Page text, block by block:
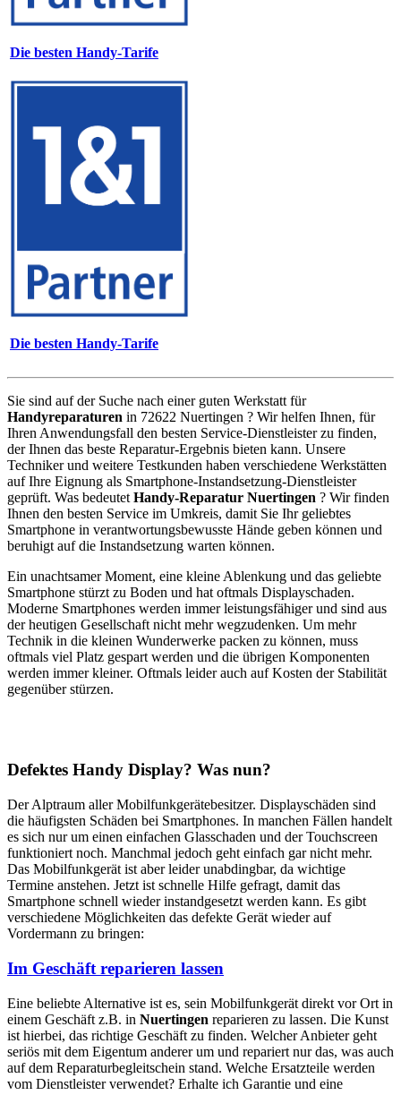
Die besten Handy-Tarife
Die besten Handy-Tarife
Sie sind auf der Suche nach einer guten Werkstatt für
Handyreparaturen in 72622 Nuertingen ? Wir helfen Ihnen, für
Ihren Anwendungsfall den besten Service-Dienstleister zu finden,
der Ihnen das beste Reparatur-Ergebnis bieten kann. Unsere
Techniker und weitere Testkunden haben verschiedene Werkstätten
auf Ihre Eignung als Smartphone-Instandsetzung-Dienstleister
geprüft. Was bedeutet Handy-Reparatur Nuertingen ? Wir finden
Ihnen den besten Service im Umkreis, damit Sie Ihr geliebtes
Smartphone in verantwortungsbewusste Hände geben können und
beruhigt auf die Instandsetzung warten können.
Ein unachtsamer Moment, eine kleine Ablenkung und das geliebte
Smartphone stürzt zu Boden und hat oftmals Displayschaden.
Moderne Smartphones werden immer leistungsfähiger und sind aus
der heutigen Gesellschaft nicht mehr wegzudenken. Um mehr
Technik in die kleinen Wunderwerke packen zu können, muss
oftmals viel Platz gespart werden und die übrigen Komponenten
werden immer kleiner. Oftmals leider auch auf Kosten der Stabilität
gegenüber stürzen.
Defektes Handy Display? Was nun?
Der Alptraum aller Mobilfunkgerätebesitzer. Displayschäden sind
die häufigsten Schäden bei Smartphones. In manchen Fällen handelt
es sich nur um einen einfachen Glasschaden und der Touchscreen
funktioniert noch. Manchmal jedoch geht einfach gar nicht mehr.
Das Mobilfunkgerät ist aber leider unabdingbar, da wichtige
Termine anstehen. Jetzt ist schnelle Hilfe gefragt, damit das
Smartphone schnell wieder instandgesetzt werden kann. Es gibt
verschiedene Möglichkeiten das defekte Gerät wieder auf
Vordermann zu bringen:
Im Geschäft reparieren lassen
Eine beliebte Alternative ist es, sein Mobilfunkgerät direkt vor Ort in
einem Geschäft z.B. in Nuertingen reparieren zu lassen. Die Kunst
ist hierbei, das richtige Geschäft zu finden. Welcher Anbieter geht
seriös mit dem Eigentum anderer um und repariert nur das, was auch
auf dem Reparaturbegleitschein stand. Welche Ersatzteile werden
vom Dienstleister verwendet? Erhalte ich Garantie und eine